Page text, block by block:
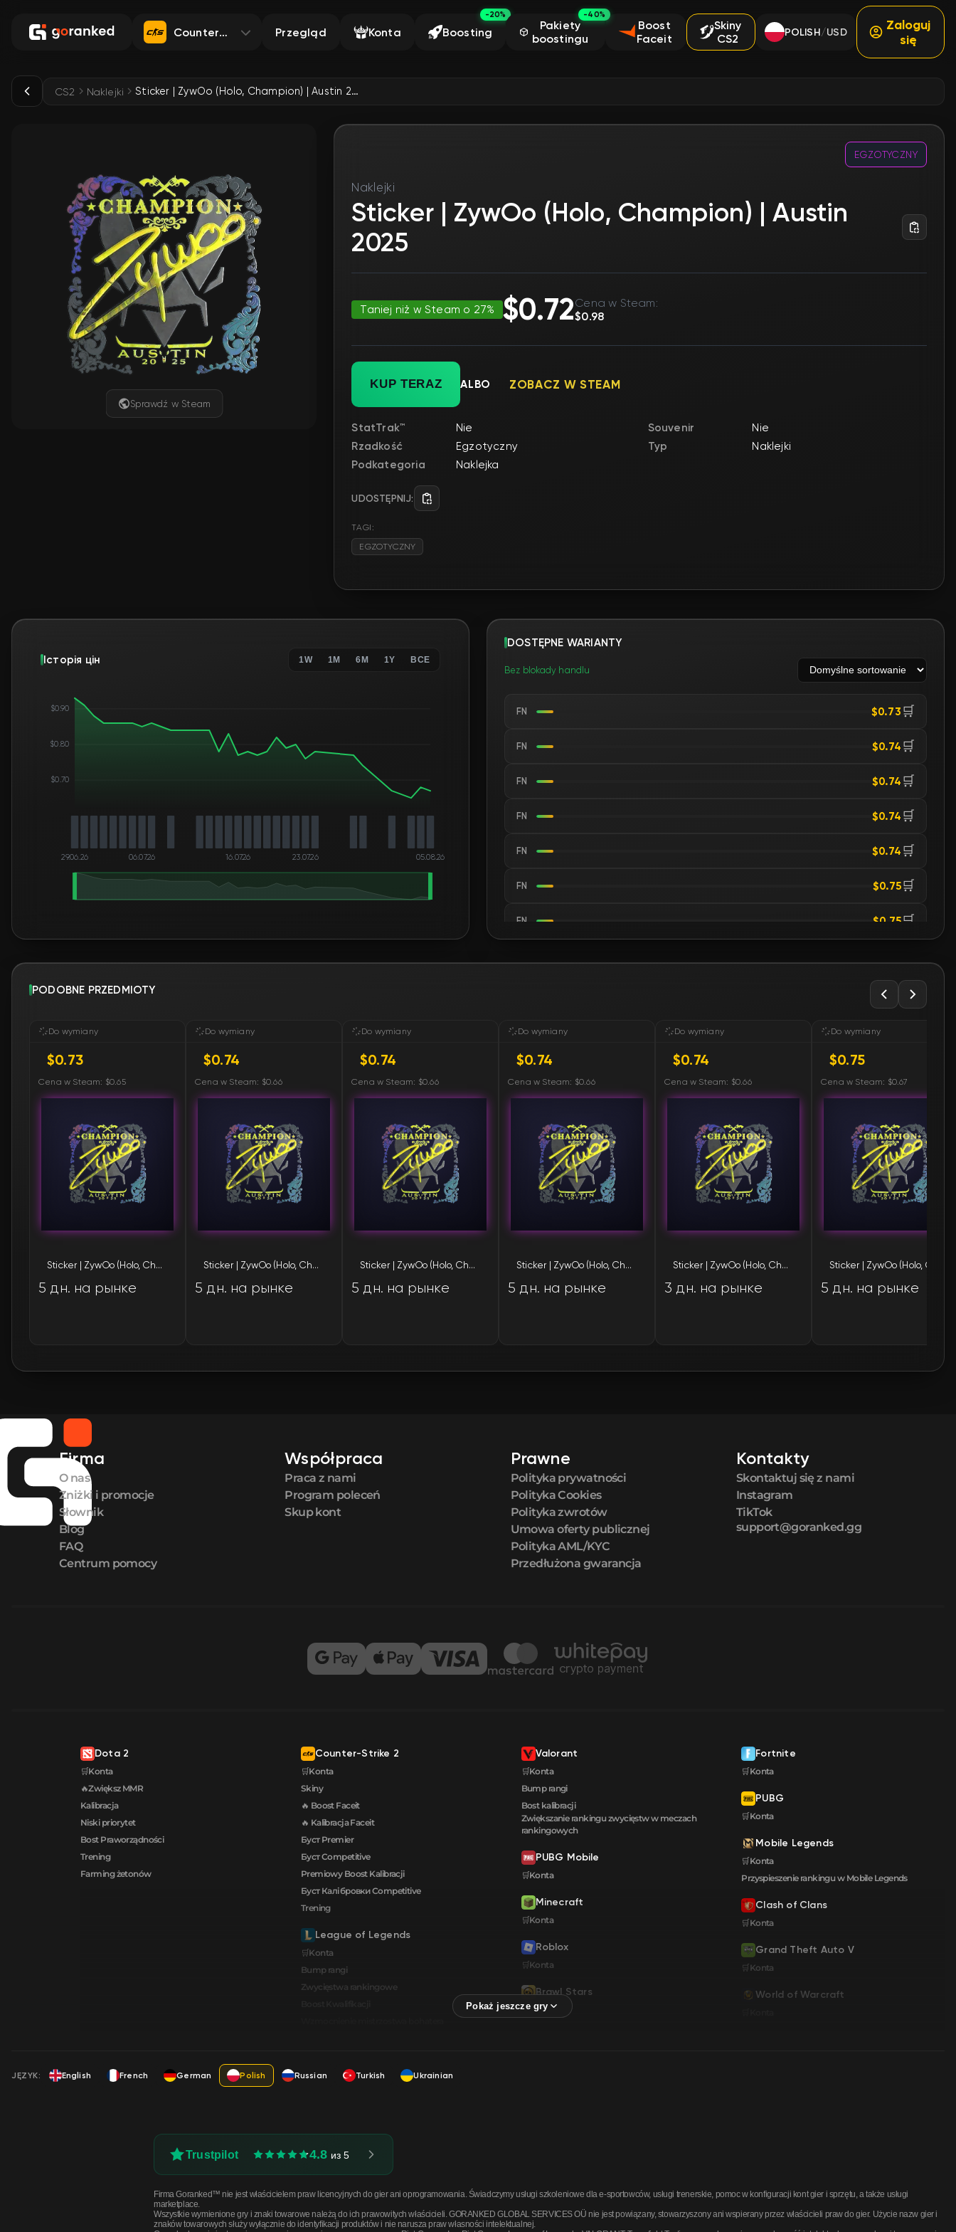
Counter-Strike 2 Przegląd Konta Boosting
-20%
Pakiety
boostingu
-40%
Boost
Faceit
Skiny
CS2
POLISH/USD
Zaloguj
się
CS2 Naklejki Sticker | ZywOo (Holo, Champion) | Austin 2025
Sprawdź w Steam
EGZOTYCZNY
Naklejki
Sticker | ZywOo (Holo, Champion) | Austin
2025
Taniej niż w Steam o 27% $0.72Cena w Steam:
$0.98
KUP TERAZ ALBO ZOBACZ W STEAM
StatTrak™ Nie Souvenir
Nie
Rzadkość
Egzotyczny Typ
Naklejki
Podkategoria
Naklejka
UDOSTĘPNIJ:
TAGI:
EGZOTYCZNY
Історія цін 1W 1M 6M 1Y ВСЕ
$0.70
$0.80
$0.90
29.06.26 06.07.26 16.07.26 23.07.26 05.08.26
DOSTĘPNE WARIANTY
Bez blokady handlu
FN $0.73 🛒
FN $0.74 🛒
FN $0.74 🛒
FN $0.74 🛒
FN $0.74 🛒
FN $0.75🛒
FN $0.75🛒
$0.76 🛒
FN
FN $0.77🛒
$0.78🛒
$0.78🛒
$0.78🛒
FN $0.78🛒
FN $0.78🛒
FN $0.81🛒
FN
FN
PODOBNE PRZEDMIOTY
Do wymiany
$0.73
Cena w Steam: $0.65
Sticker | ZywOo (Holo, Champion) | Austin 2025
5 дн. на рынке
Do wymiany
$0.74
Cena w Steam: $0.66
Sticker | ZywOo (Holo, Champion) | Austin 2025
5 дн. на рынке
Do wymiany
$0.74
Cena w Steam: $0.66
Sticker | ZywOo (Holo, Champion) | Austin 2025
5 дн. на рынке
Do wymiany
$0.74
Cena w Steam: $0.66
Sticker | ZywOo (Holo, Champion) | Austin 2025
5 дн. на рынке
Do wymiany
$0.74
Cena w Steam: $0.66
Sticker | ZywOo (Holo, Champion) | Austin 2025
3 дн. на рынке
Do wymiany
$0.75
Cena w Steam: $0.67
5 дн. на рынке
Firma
O nas
Zniżki i promocje
Słownik
Blog
FAQ
Centrum pomocy
Współpraca
Praca z nami
Program poleceń
Skup kont
Prawne
Polityka prywatności
Polityka Cookies
Polityka zwrotów
Umowa oferty publicznej
Polityka AML/KYC
Przedłużona gwarancja
Kontakty
Skontaktuj się z nami
Instagram
TikTok
support@goranked.gg
Dota 2
🛒Konta
🔥Zwiększ MMR
Kalibracja
Niski priorytet
Bost Praworządności
Trening
Farming żetonów
Counter-Strike 2
🛒Konta
Skiny
🔥 Boost Faceit
🔥 Kalibracja Faceit
Буст Premier
Буст Competitive
Premiowy Boost Kalibracji
Буст Калібровки Сompetitive
Trening
League of Legends
🛒Konta
Bump rangi
Zwycięstwa rankingowe
Valorant
🛒Konta
Bump rangi
Bost kalibracji
Zwiększanie rankingu zwycięstw w meczach
rankingowych
PUBG Mobile
🛒Konta
Minecraft
🛒Konta
Roblox
🛒Konta
Brawl Stars
🛒Konta
Fortnite
🛒Konta
PUBG
🛒Konta
Mobile Legends
🛒Konta
Przyspieszenie rankingu w Mobile Legends
Clash of Clans
🛒Konta
Grand Theft Auto V
🛒Konta
World of Warcraft
JĘZYK: English French German Polish Russian Turkish Ukrainian
Trustpilot 4.8 из 5
Firma Goranked™ nie jest właścicielem praw licencyjnych do gier ani oprogramowania. Świadczymy usługi szkoleniowe dla e-sportowców, usługi trenerskie, pomoc w konfiguracji kont gier i sprzętu, a także usługi
marketplace.
Wszystkie wymienione gry i znaki towarowe należą do ich prawowitych właścicieli. GORANKED GLOBAL SERVICES OÜ nie jest powiązany, stowarzyszony ani wspierany przez właścicieli praw do gier. Użycie nazw gier i
znaków towarowych służy wyłącznie do identyfikacji produktów i nie narusza praw własności intelektualnej.